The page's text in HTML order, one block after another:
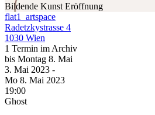
Bildende Kunst Eröffnung
flat1_artspace
Radetzkystrasse 4
1030 Wien
1 Termin im Archiv
bis Montag 8. Mai
3. Mai 2023 -
Mo 8. Mai 2023
19:00
Ghost